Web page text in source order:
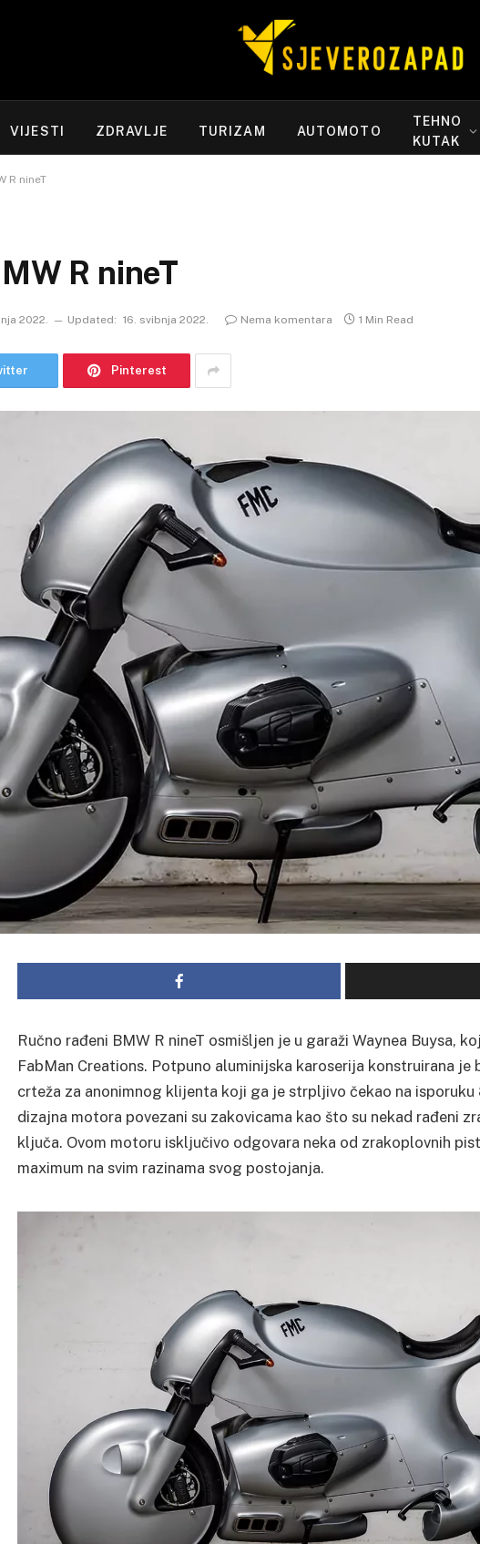
VIJESTI ZDRAVLJE TURIZAM AUTOMOTO
TEHNO
KUTAK
R nineT
R nineT
2022. Updated: 16. svibnja 2022. Nema komentara 1 Min Read
Pinterest
Ručno rađeni BMW R nineT osmišljen je u garaži Waynea Buysa,
FabMan Creations. Potpuno aluminijska karoserija konstruirana
crteža za anonimnog klijenta koji ga je strpljivo čekao na
dizajna motora povezani su zakovicama kao što su nekad rađeni
ključa. Ovom motoru isključivo odgovara neka od zrakoplovnih
maximum na svim razinama svog postojanja.